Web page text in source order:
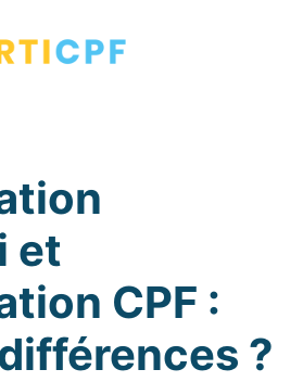
et
CPF :
?